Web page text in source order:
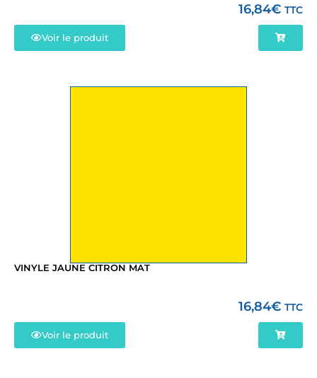
16,84€ TTC
Voir le produit
VINYLE JAUNE CITRON MAT
16,84€ TTC
Voir le produit